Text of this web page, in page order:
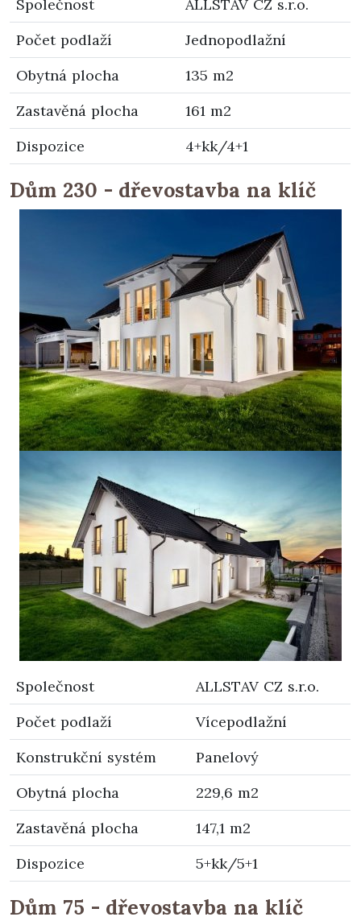
Společnost
ALLSTAV CZ s.r.o.
Počet podlaží
Jednopodlažní
Obytná plocha
135 m2
Zastavěná plocha
161 m2
Dispozice
4+kk/4+1
Dům 230 - dřevostavba na klíč
Společnost
ALLSTAV CZ s.r.o.
Počet podlaží
Vícepodlažní
Konstrukční systém
Panelový
Obytná plocha
229,6 m2
Zastavěná plocha
147,1 m2
Dispozice
5+kk/5+1
Dům 75 - dřevostavba na klíč